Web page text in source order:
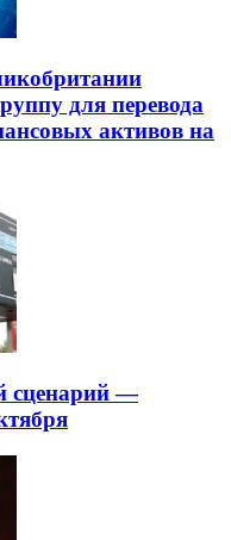
для перевода
активов на
сценарий —